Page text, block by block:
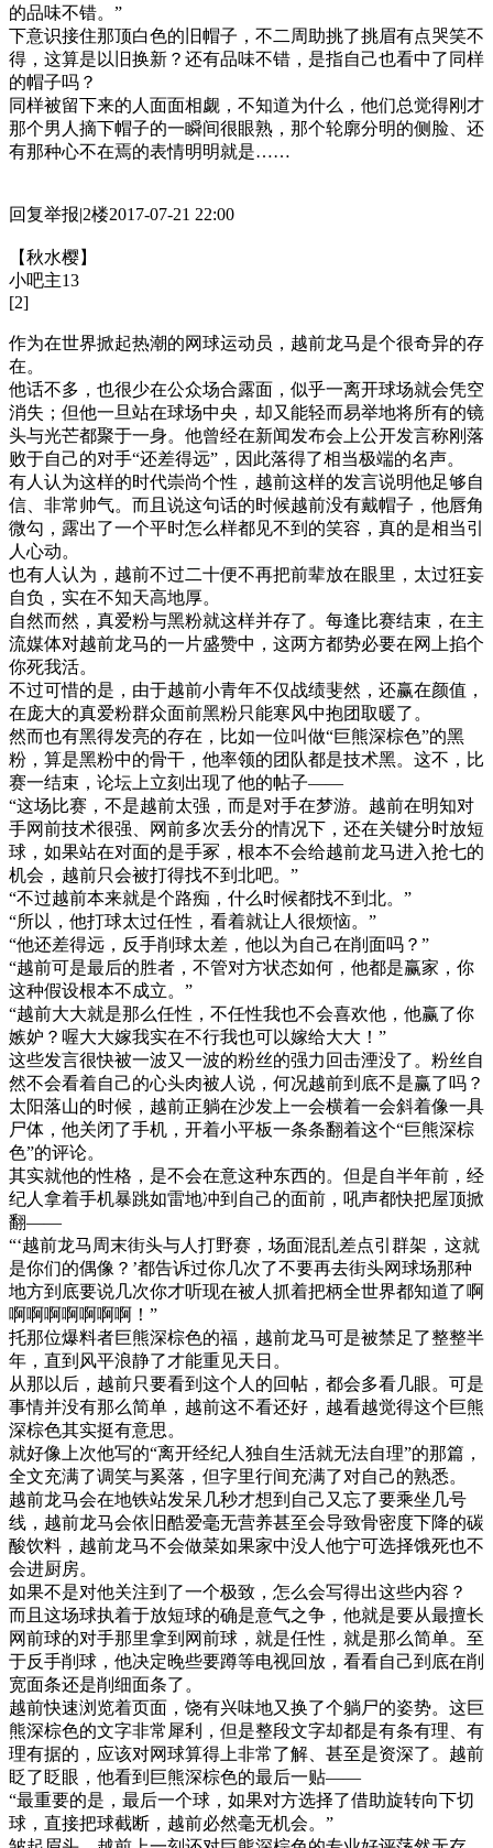
的品味不错。”
下意识接住那顶白色的旧帽子，不二周助挑了挑眉有点哭笑不
得，这算是以旧换新？还有品味不错，是指自己也看中了同样
的帽子吗？
同样被留下来的人面面相觑，不知道为什么，他们总觉得刚才
那个男人摘下帽子的一瞬间很眼熟，那个轮廓分明的侧脸、还
有那种心不在焉的表情明明就是……
回复举报|2楼2017-07-21 22:00
【秋水樱】
小吧主13
[2]
作为在世界掀起热潮的网球运动员，越前龙马是个很奇异的存
在。
他话不多，也很少在公众场合露面，似乎一离开球场就会凭空
消失；但他一旦站在球场中央，却又能轻而易举地将所有的镜
头与光芒都聚于一身。他曾经在新闻发布会上公开发言称刚落
败于自己的对手“还差得远”，因此落得了相当极端的名声。
有人认为这样的时代崇尚个性，越前这样的发言说明他足够自
信、非常帅气。而且说这句话的时候越前没有戴帽子，他唇角
微勾，露出了一个平时怎么样都见不到的笑容，真的是相当引
人心动。
也有人认为，越前不过二十便不再把前辈放在眼里，太过狂妄
自负，实在不知天高地厚。
自然而然，真爱粉与黑粉就这样并存了。每逢比赛结束，在主
流媒体对越前龙马的一片盛赞中，这两方都势必要在网上掐个
你死我活。
不过可惜的是，由于越前小青年不仅战绩斐然，还赢在颜值，
在庞大的真爱粉群众面前黑粉只能寒风中抱团取暖了。
然而也有黑得发亮的存在，比如一位叫做“巨熊深棕色”的黑
粉，算是黑粉中的骨干，他率领的团队都是技术黑。这不，比
赛一结束，论坛上立刻出现了他的帖子——
“这场比赛，不是越前太强，而是对手在梦游。越前在明知对
手网前技术很强、网前多次丢分的情况下，还在关键分时放短
球，如果站在对面的是手冢，根本不会给越前龙马进入抢七的
机会，越前只会被打得找不到北吧。”
“不过越前本来就是个路痴，什么时候都找不到北。”
“所以，他打球太过任性，看着就让人很烦恼。”
“他还差得远，反手削球太差，他以为自己在削面吗？”
“越前可是最后的胜者，不管对方状态如何，他都是赢家，你
这种假设根本不成立。”
“越前大大就是那么任性，不任性我也不会喜欢他，他赢了你
嫉妒？喔大大嫁我实在不行我也可以嫁给大大！”
这些发言很快被一波又一波的粉丝的强力回击湮没了。粉丝自
然不会看着自己的心头肉被人说，何况越前到底不是赢了吗？
太阳落山的时候，越前正躺在沙发上一会横着一会斜着像一具
尸体，他关闭了手机，开着小平板一条条翻着这个“巨熊深棕
色”的评论。
其实就他的性格，是不会在意这种东西的。但是自半年前，经
纪人拿着手机暴跳如雷地冲到自己的面前，吼声都快把屋顶掀
翻——
“‘越前龙马周末街头与人打野赛，场面混乱差点引群架，这就
是你们的偶像？’都告诉过你几次了不要再去街头网球场那种
地方到底要说几次你才听现在被人抓着把柄全世界都知道了啊
啊啊啊啊啊啊啊！”
托那位爆料者巨熊深棕色的福，越前龙马可是被禁足了整整半
年，直到风平浪静了才能重见天日。
从那以后，越前只要看到这个人的回帖，都会多看几眼。可是
事情并没有那么简单，越前这不看还好，越看越觉得这个巨熊
深棕色其实挺有意思。
就好像上次他写的“离开经纪人独自生活就无法自理”的那篇，
全文充满了调笑与奚落，但字里行间充满了对自己的熟悉。
越前龙马会在地铁站发呆几秒才想到自己又忘了要乘坐几号
线，越前龙马会依旧酷爱毫无营养甚至会导致骨密度下降的碳
酸饮料，越前龙马不会做菜如果家中没人他宁可选择饿死也不
会进厨房。
如果不是对他关注到了一个极致，怎么会写得出这些内容？
而且这场球执着于放短球的确是意气之争，他就是要从最擅长
网前球的对手那里拿到网前球，就是任性，就是那么简单。至
于反手削球，他决定晚些要蹲等电视回放，看看自己到底在削
宽面条还是削细面条了。
越前快速浏览着页面，饶有兴味地又换了个躺尸的姿势。这巨
熊深棕色的文字非常犀利，但是整段文字却都是有条有理、有
理有据的，应该对网球算得上非常了解、甚至是资深了。越前
眨了眨眼，他看到巨熊深棕色的最后一贴——
“最重要的是，最后一个球，如果对方选择了借助旋转向下切
球，直接把球截断，越前必然毫无机会。”